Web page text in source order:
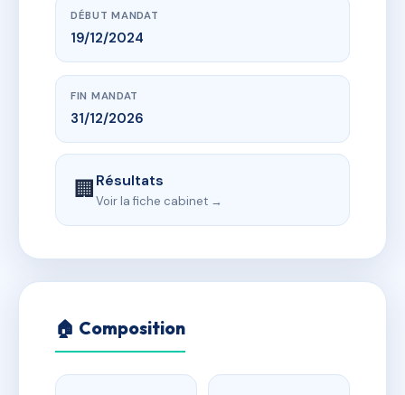
DÉBUT MANDAT
19/12/2024
FIN MANDAT
31/12/2026
🏢Résultats
Voir la fiche cabinet →
🏠 Composition